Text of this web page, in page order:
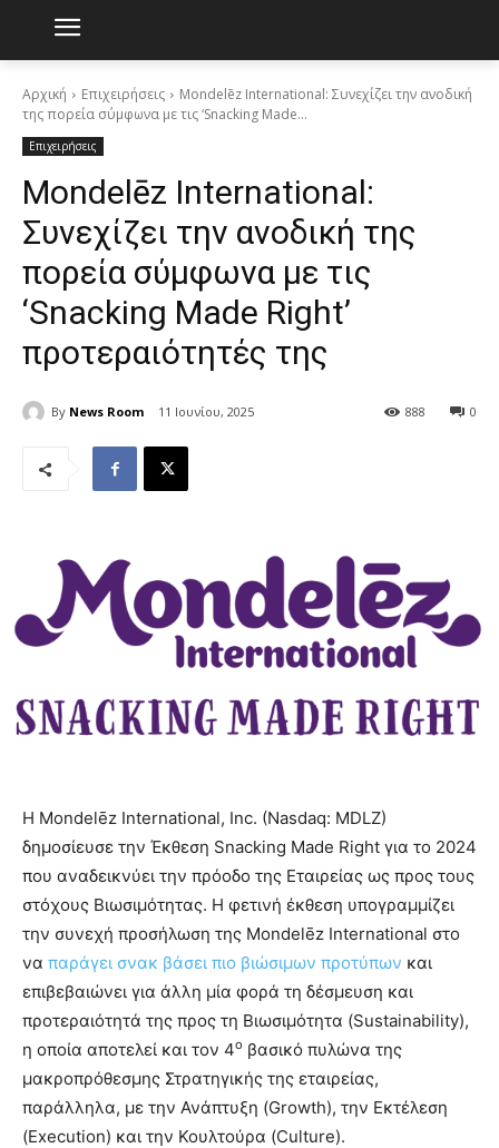
Αρχική Επιχειρήσεις
Mondelēz International: Συνεχίζει την ανοδική
της πορεία σύμφωνα με τις ‘Snacking Made...
Επιχειρήσεις
Mondelēz International:
Συνεχίζει την ανοδική της
πορεία σύμφωνα με τις
‘Snacking Made Right’
προτεραιότητές της
By News Room 11 Ιουνίου, 2025 0
888
Η Mondelēz International, Inc. (Nasdaq: MDLZ)
δημοσίευσε την Έκθεση Snacking Made Right για το 2024
που αναδεικνύει την πρόοδο της Εταιρείας ως προς τους
στόχους Βιωσιμότητας. Η φετινή έκθεση υπογραμμίζει
την συνεχή προσήλωση της Mondelēz International στο
να παράγει σνακ βάσει πιο βιώσιμων προτύπων και
επιβεβαιώνει για άλλη μία φορά τη δέσμευση και
προτεραιότητά της προς τη Βιωσιμότητα (Sustainability),
η οποία αποτελεί και τον 4ο βασικό πυλώνα της
μακροπρόθεσμης Στρατηγικής της εταιρείας,
παράλληλα, με την Ανάπτυξη (Growth), την Εκτέλεση
(Execution) και την Κουλτούρα (Culture).